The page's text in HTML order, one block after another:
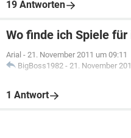
19 Antworten
Wo finde ich Spiele für
Arial - 21. November 2011 um 09:11
BigBoss1982 - 21. November
1 Antwort